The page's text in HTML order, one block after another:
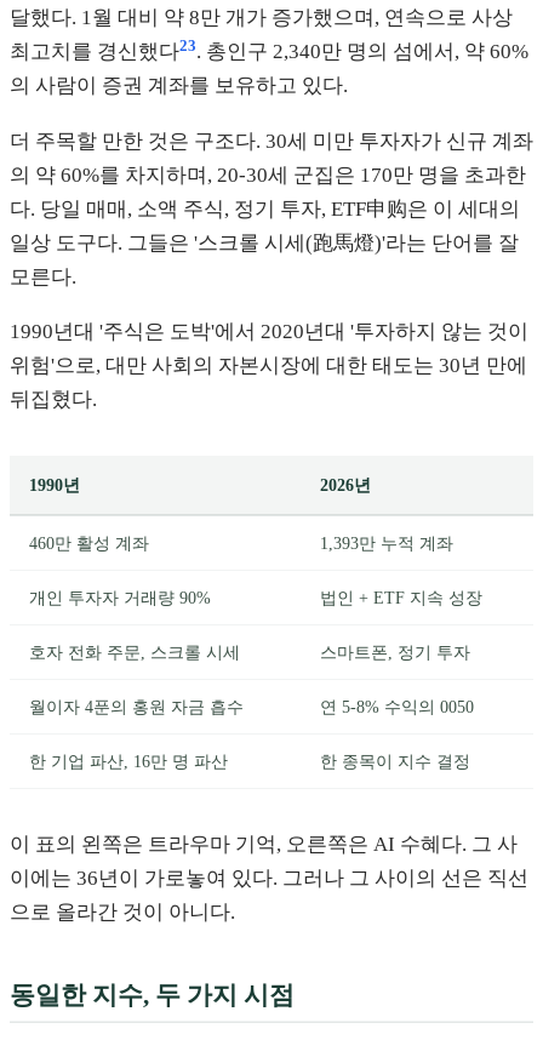
달했다. 1월 대비 약 8만 개가 증가했으며, 연속으로 사상
최고치를 경신했다23. 총인구 2,340만 명의 섬에서, 약 60%
의 사람이 증권 계좌를 보유하고 있다.
더 주목할 만한 것은 구조다. 30세 미만 투자자가 신규 계좌
의 약 60%를 차지하며, 20-30세 군집은 170만 명을 초과한
다. 당일 매매, 소액 주식, 정기 투자, ETF申购은 이 세대의
일상 도구다. 그들은 '스크롤 시세(跑馬燈)'라는 단어를 잘
모른다.
1990년대 '주식은 도박'에서 2020년대 '투자하지 않는 것이
위험'으로, 대만 사회의 자본시장에 대한 태도는 30년 만에
뒤집혔다.
1990년 2026년
460만 활성 계좌 1,393만 누적 계좌
개인 투자자 거래량 90% 법인 + ETF 지속 성장
호자 전화 주문, 스크롤 시세 스마트폰, 정기 투자
월이자 4푼의 홍원 자금 흡수 연 5-8% 수익의 0050
한 기업 파산, 16만 명 파산 한 종목이 지수 결정
이 표의 왼쪽은 트라우마 기억, 오른쪽은 AI 수혜다. 그 사
이에는 36년이 가로놓여 있다. 그러나 그 사이의 선은 직선
으로 올라간 것이 아니다.
동일한 지수, 두 가지 시점